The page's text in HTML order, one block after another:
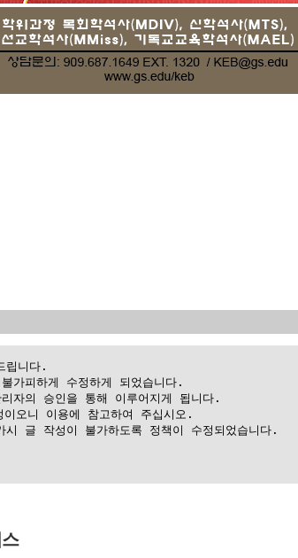
립니다.
가피하게 수정하게 되었습니다.
자의 승인을 통해 이루어지게 됩니다.
오니 이용에 참고하여 주십시오.
글 작성이 불가하도록 정책이 수정되었습니다.